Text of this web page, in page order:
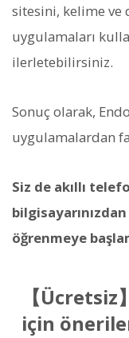
sitesini, kelime
uygulamaları
ilerletebilirsiniz.
Sonuç olarak,
uygulamalardan
Siz de akıllı
öğrenmeye
【
için